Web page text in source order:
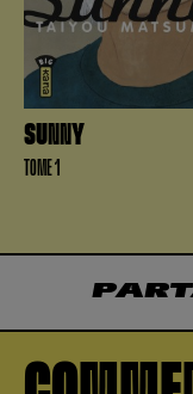
SUNNY
TOME 1